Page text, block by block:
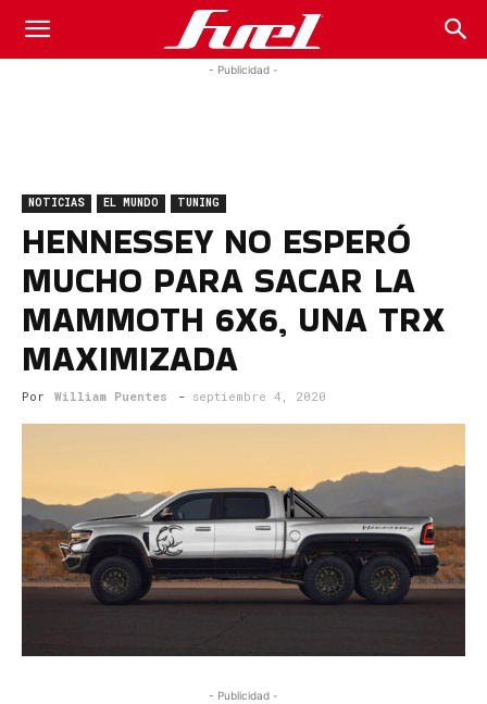
Fuel
Magazine
- Publicidad -
NOTICIAS EL MUNDO TUNING
HENNESSEY NO ESPERÓ
MUCHO PARA SACAR LA
MAMMOTH 6X6, UNA TRX
MAXIMIZADA
Por William Puentes - septiembre 4, 2020
- Publicidad -